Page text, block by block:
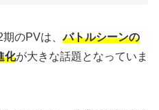
期のPVは、バトルシーンの
化が大きな話題となっていま